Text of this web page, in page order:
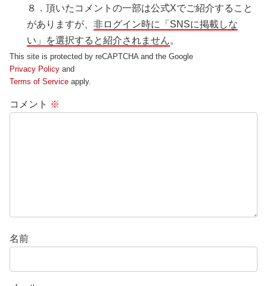
８．頂いたコメントの一部は公式Xでご紹介すること
がありますが、非ログイン時に「SNSに掲載しな
い」を選択すると紹介されません。
This site is protected by reCAPTCHA and the Google
Privacy Policy and
Terms of Service apply.
コメント ※
名前